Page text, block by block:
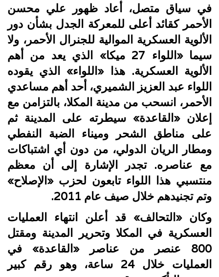
في سياق متصل، أعاد ظهور علي محسن
الأحمر كقائد أعلى للمعركة الجدل بشأن دور
الألوية العسكرية الموالية للجنرال الأحمر، ولا
سيما «اللواء 27 ميكا» الذي يعد من أهم
الألوية العسكرية. هذا «اللواء» الذي يقوده
اللواء عبد العزيز الشميري، أحد أهم مساعدي
الأحمر، انسحب من مدينة المكلا، بالتزامن مع
إعلان «القاعدة» سيطرته على المدينة ثم
على مناطق الشحر وميناء الضبة النفطي
ومطار الريان الدولي، من دون أي اشتباكات
مع عناصره. تجدر الإشارة إلى أن معظم
منتسبي هذا اللواء تابعون لحزب «الإصلاح»
وتم تجنيدهم خلال صيف عام 2011.
وكان «التحالف» قد أعلن انتهاء العمليات
العسكرية في المكلا وتحرير المدينة ومقتل
800 عنصر من عناصر «القاعدة» في
العمليات خلال 24 ساعة، وهو رقم كبير